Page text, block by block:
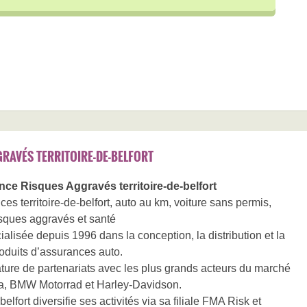
TERRITOIRE-DE-BELFORT
Risques Aggravés territoire-de-belfort
territoire-de-belfort, auto au km, voiture sans permis,
aggravés et santé
depuis 1996 dans la conception, la distribution et la
d’assurances auto.
de partenariats avec les plus grands acteurs du marché
BMW Motorrad et Harley-Davidson.
diversifie ses activités via sa filiale FMA Risk et